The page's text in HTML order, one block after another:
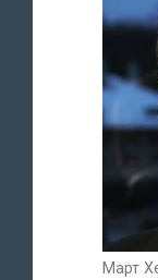
Март